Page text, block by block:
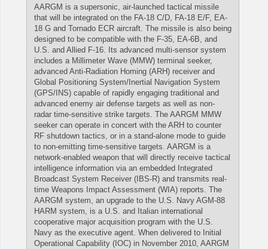
AARGM is a supersonic, air-launched tactical missile
that will be integrated on the FA-18 C/D, FA-18 E/F, EA-
18 G and Tornado ECR aircraft. The missile is also being
designed to be compatible with the F-35, EA-6B, and
U.S. and Allied F-16. Its advanced multi-sensor system
includes a Millimeter Wave (MMW) terminal seeker,
advanced Anti-Radiation Homing (ARH) receiver and
Global Positioning System/Inertial Navigation System
(GPS/INS) capable of rapidly engaging traditional and
advanced enemy air defense targets as well as non-
radar time-sensitive strike targets. The AARGM MMW
seeker can operate in concert with the ARH to counter
RF shutdown tactics, or in a stand-alone mode to guide
to non-emitting time-sensitive targets. AARGM is a
network-enabled weapon that will directly receive tactical
intelligence information via an embedded Integrated
Broadcast System Receiver (IBS-R) and transmits real-
time Weapons Impact Assessment (WIA) reports. The
AARGM system, an upgrade to the U.S. Navy AGM-88
HARM system, is a U.S. and Italian international
cooperative major acquisition program with the U.S.
Navy as the executive agent. When delivered to Initial
Operational Capability (IOC) in November 2010, AARGM